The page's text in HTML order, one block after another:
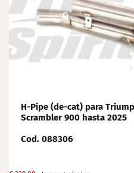
H-Pipe (de-cat) para
Scrambler 900 hasta 2025
Cod. 088306